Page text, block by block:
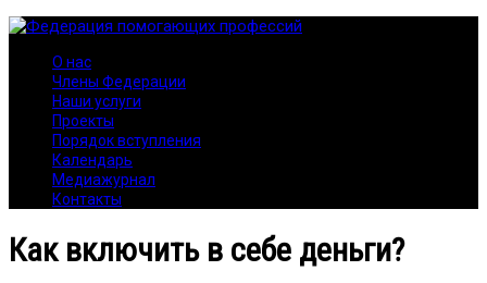
О нас
Члены Федерации
Наши услуги
Проекты
Порядок вступления
Календарь
Медиажурнал
Контакты
Как включить в себе деньги?